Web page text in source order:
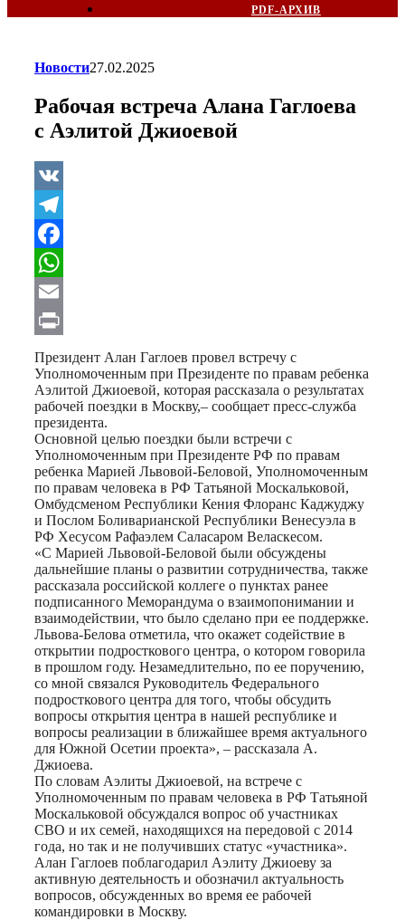
PDF-АРХИВ
Новости27.02.2025
Рабочая встреча Алана Гаглоева
с Аэлитой Джиоевой
VK
Telegram
Facebook
WhatsApp
Email
Print
Президент Алан Гаглоев провел встречу с
Уполномоченным при Президенте по правам ребенка
Аэлитой Джиоевой, которая рассказала о результатах
рабочей поездки в Москву,– сообщает пресс-служба
президента.
Основной целью поездки были встречи с
Уполномоченным при Президенте РФ по правам
ребенка Марией Львовой-Беловой, Уполномоченным
по правам человека в РФ Татьяной Москальковой,
Омбудсменом Республики Кения Флоранс Каджуджу
и Послом Боливарианской Республики Венесуэла в
РФ Хесусом Рафаэлем Саласаром Веласкесом.
«С Марией Львовой-Беловой были обсуждены
дальнейшие планы о развитии сотрудничества, также
рассказала российской коллеге о пунктах ранее
подписанного Меморандума о взаимопонимании и
взаимодействии, что было сделано при ее поддержке.
Львова-Белова отметила, что окажет содействие в
открытии подросткового центра, о котором говорила
в прошлом году. Незамедлительно, по ее поручению,
со мной связался Руководитель Федерального
подросткового центра для того, чтобы обсудить
вопросы открытия центра в нашей республике и
вопросы реализации в ближайшее время актуального
для Южной Осетии проекта», – рассказала А.
Джиоева.
По словам Аэлиты Джиоевой, на встрече с
Уполномоченным по правам человека в РФ Татьяной
Москальковой обсуждался вопрос об участниках
СВО и их семей, находящихся на передовой с 2014
года, но так и не получивших статус «участника».
Алан Гаглоев поблагодарил Аэлиту Джиоеву за
активную деятельность и обозначил актуальность
вопросов, обсужденных во время ее рабочей
командировки в Москву.